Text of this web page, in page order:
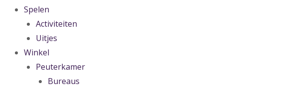
Spelen
Activiteiten
Uitjes
Winkel
Peuterkamer
Bureaus